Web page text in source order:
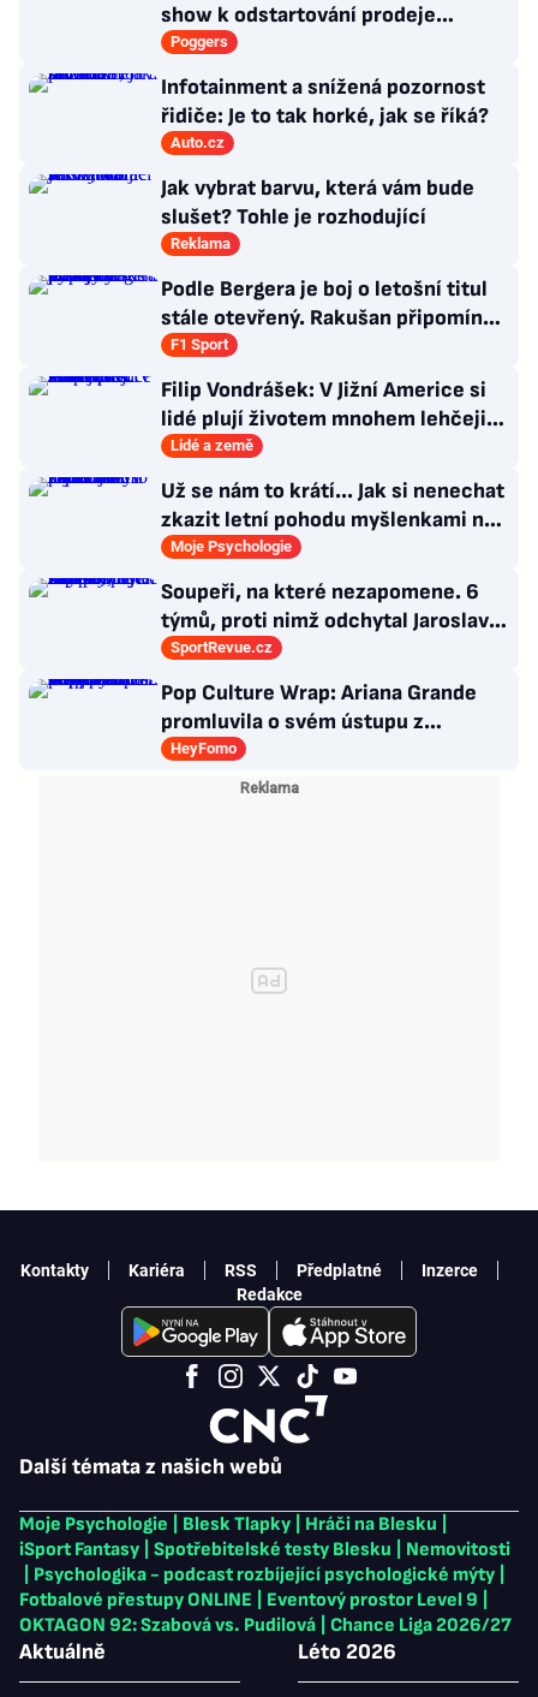
show k odstartování prodeje
nových produktů
Poggers
Infotainment a snížená pozornost
řidiče: Je to tak horké, jak se říká?
Auto.cz
Jak vybrat barvu, která vám bude
slušet? Tohle je rozhodující
Reklama
Podle Bergera je boj o letošní titul
stále otevřený. Rakušan připomíná
vývoj loňské sezony
F1 Sport
Filip Vondrášek: V Jižní Americe si
lidé plují životem mnohem lehčeji,
věci tolik neřeší
Lidé a země
Už se nám to krátí... Jak si nenechat
zkazit letní pohodu myšlenkami na
zářijový zápřah?
Moje Psychologie
Soupeři, na které nezapomene. 6
týmů, proti nimž odchytal Jaroslav
Drobný nejvíc zápasů v kariéře
SportRevue.cz
Pop Culture Wrap: Ariana Grande
promluvila o svém ústupu z
veřejného života a Sophia z
KATSEYE si dává pauzu od skupiny
HeyFomo
Další témata z našich webů
Moje Psychologie Blesk Tlapky Hráči na Blesku
iSport Fantasy
Spotřebitelské testy Blesku
Nemovitosti
Psychologika - podcast rozbíjející psychologické mýty
Fotbalové přestupy ONLINE
Eventový prostor Level 9
OKTAGON 92: Szabová vs. Pudilová
Chance Liga 2026/27
Aktuálně Léto 2026
Kontakty Kariéra RSS Předplatné
Inzerce
Redakce